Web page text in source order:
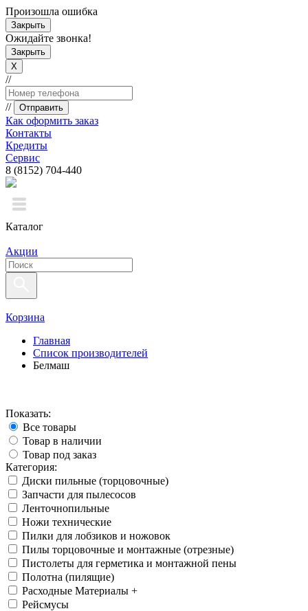
Произошла ошибка
Закрыть
Ожидайте звонка!
Закрыть
X
//
// Отправить
Как оформить заказ
Контакты
Кредиты
Сервис
8 (8152) 704-440
Каталог
Акции
Корзина
Главная
Список производителей
Белмаш
Показать:
Все товары
Товар в наличии
Товар под заказ
Категория:
Диски пильные (торцовочные)
Запчасти для пылесосов
Ленточнопильные
Ножи технические
Пилки для лобзиков и ножовок
Пилы торцовочные и монтажные (отрезные)
Пистолеты для герметика и монтажной пены
Полотна (пилящие)
Расходные Материалы +
Рейсмусы